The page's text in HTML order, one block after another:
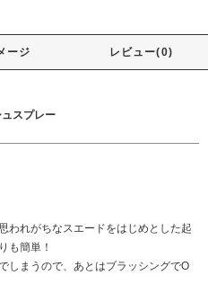
ージ レビュー(0)
スプレー
われがちなスエードをはじめとした起
も簡単！
しまうので、あとはブラッシングでO